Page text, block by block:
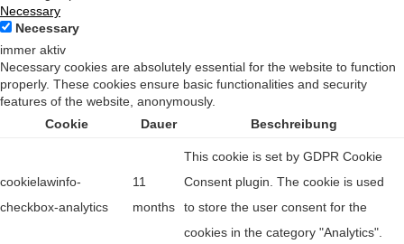
Necessary
Necessary
immer aktiv
Necessary cookies are absolutely essential for the website to function
properly. These cookies ensure basic functionalities and security
features of the website, anonymously.
Cookie
Dauer Beschreibung
cookielawinfo-
checkbox-analytics
11
months
This cookie is set by GDPR Cookie
Consent plugin. The cookie is used
to store the user consent for the
cookies in the category "Analytics".